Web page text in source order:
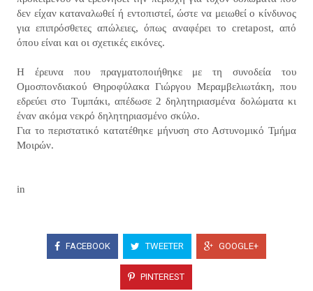
δεν είχαν καταναλωθεί ή εντοπιστεί, ώστε να μειωθεί ο κίνδυνος
για επιπρόσθετες απώλειες, όπως αναφέρει το cretapost, από
όπου είναι και οι σχετικές εικόνες.
Η έρευνα που πραγματοποιήθηκε με τη συνοδεία του
Ομοσπονδιακού Θηροφύλακα Γιώργου Μεραμβελιωτάκη, που
εδρεύει στο Τυμπάκι, απέδωσε 2 δηλητηριασμένα δολώματα κι
έναν ακόμα νεκρό δηλητηριασμένο σκύλο.
Για το περιστατικό κατατέθηκε μήνυση στο Αστυνομικό Τμήμα
Μοιρών.
in
FACEBOOK TWEETER GOOGLE+
PINTEREST